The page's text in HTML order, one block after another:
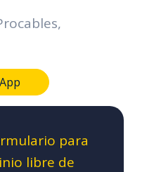
para
libre de